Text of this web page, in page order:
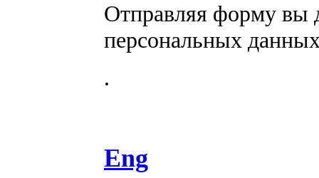
Отправляя форму вы
персональных
.
Eng